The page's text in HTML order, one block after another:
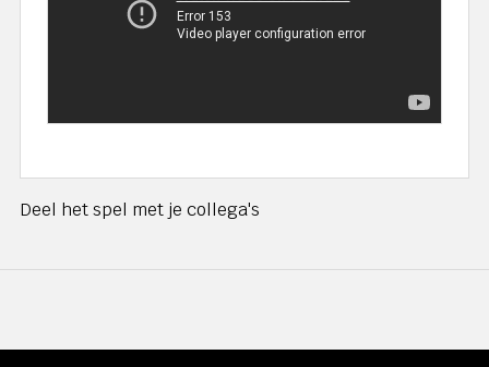
Deel het spel met je collega's